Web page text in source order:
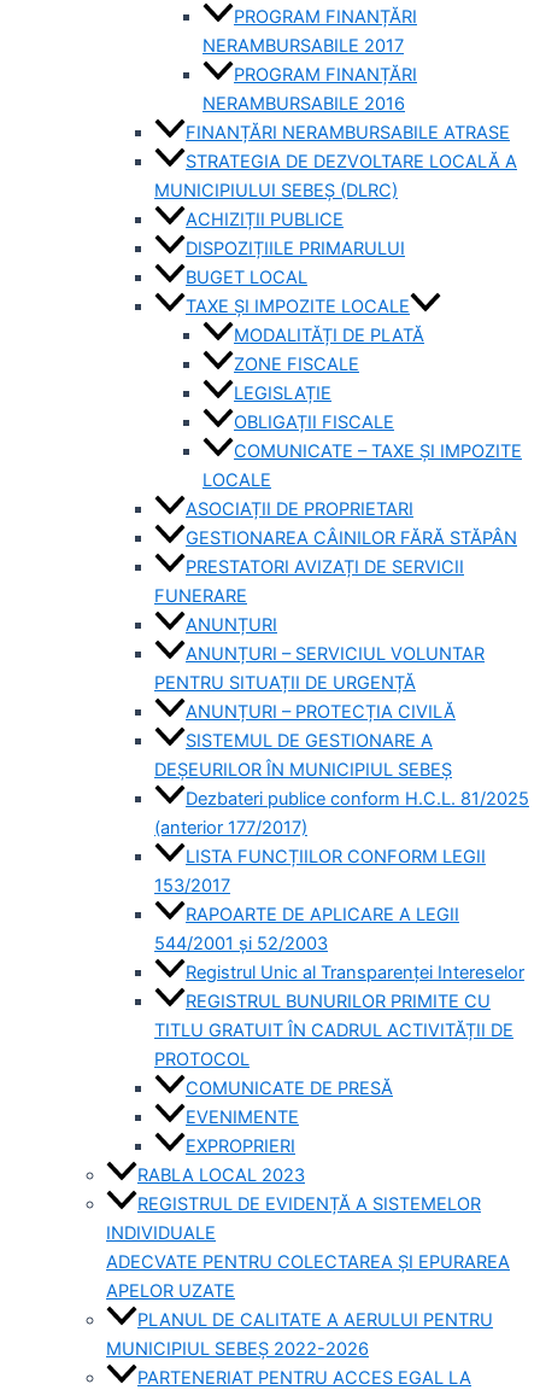
PROGRAM FINANȚĂRI
NERAMBURSABILE 2017
PROGRAM FINANȚĂRI
NERAMBURSABILE 2016
FINANȚĂRI NERAMBURSABILE ATRASE
STRATEGIA DE DEZVOLTARE LOCALĂ A
MUNICIPIULUI SEBEȘ (DLRC)
ACHIZIȚII PUBLICE
DISPOZIȚIILE PRIMARULUI
BUGET LOCAL
TAXE ȘI IMPOZITE LOCALE
MODALITĂȚI DE PLATĂ
ZONE FISCALE
LEGISLAȚIE
OBLIGAȚII FISCALE
COMUNICATE – TAXE ȘI IMPOZITE
LOCALE
ASOCIAȚII DE PROPRIETARI
GESTIONAREA CÂINILOR FĂRĂ STĂPÂN
PRESTATORI AVIZAȚI DE SERVICII
FUNERARE
ANUNȚURI
ANUNȚURI – SERVICIUL VOLUNTAR
PENTRU SITUAȚII DE URGENȚĂ
ANUNȚURI – PROTECȚIA CIVILĂ
SISTEMUL DE GESTIONARE A
DEȘEURILOR ÎN MUNICIPIUL SEBEȘ
Dezbateri publice conform H.C.L. 81/2025
(anterior 177/2017)
LISTA FUNCȚIILOR CONFORM LEGII
153/2017
RAPOARTE DE APLICARE A LEGII
544/2001 și 52/2003
Registrul Unic al Transparenței Intereselor
REGISTRUL BUNURILOR PRIMITE CU
TITLU GRATUIT ÎN CADRUL ACTIVITĂȚII DE
PROTOCOL
COMUNICATE DE PRESĂ
EVENIMENTE
EXPROPRIERI
RABLA LOCAL 2023
REGISTRUL DE EVIDENȚĂ A SISTEMELOR
INDIVIDUALE
ADECVATE PENTRU COLECTAREA ȘI EPURAREA
APELOR UZATE
PLANUL DE CALITATE A AERULUI PENTRU
MUNICIPIUL SEBEȘ 2022-2026
PARTENERIAT PENTRU ACCES EGAL LA